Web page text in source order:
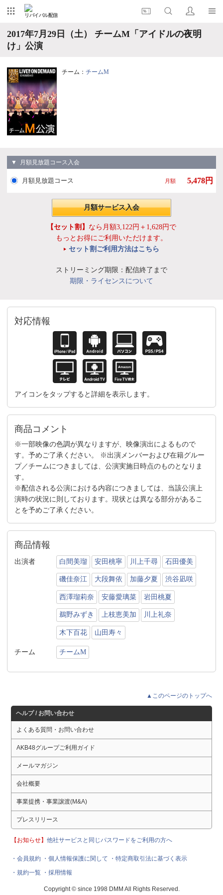
リバイバル配信
2017年7月29日（土） チームM「アイドルの夜明
け」公演
チーム： チームM
▼ 月額見放題コース入会
月額見放題コース 月額 5,478円
月額サービス入会
【セット割】 なら月額3,122円＋1,628円で
もっとお得にご利用いただけます。
セット割ご利用方法はこちら
ストリーミング期限：配信終了まで
期限・ライセンスについて
対応情報
アイコンをタップすると詳細を表示します。
商品コメント
※一部映像の色調が異なりますが、映像演出によるもので
す。予めご了承ください。 ※出演メンバーおよび在籍グルー
プ／チームにつきましては、公演実施日時点のものとなりま
す。
※配信される公演における内容につきましては、当該公演上
演時の状況に則しております。現状とは異なる部分があるこ
とを予めご了承ください。
商品情報
出演者 白間美瑠 安田桃寧 川上千尋 石田優美
磯佳奈江 大段舞依 加藤夕夏 渋谷凪咲
西澤瑠莉奈 安藤愛璃菜 岩田桃夏
鵜野みずき 上枝恵美加 川上礼奈
木下百花 山田寿々
チーム チームM
▲このページのトップへ
ヘルプ / お問い合わせ
よくある質問・お問い合わせ
AKB48グループご利用ガイド
メールマガジン
会社概要
事業提携・事業譲渡(M&A)
プレスリリース
【お知らせ】他社サービスと同じパスワードをご利用の方へ
・会員規約 ・個人情報保護に関して
・特定商取引法に基づく表示
・規約一覧 ・採用情報
Copyright © since 1998 DMM All Rights Reserved.